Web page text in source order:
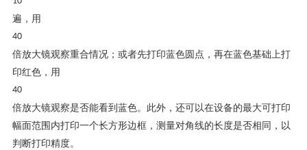
遍，用
40
倍放大镜观察重合情况；或者先打印蓝色圆点，再在蓝色基础上打
印红色，用
40
倍放大镜观察是否能看到蓝色。此外，还可以在设备的最大可打印
幅面范围内打印一个长方形边框，测量对角线的长度是否相同，以
判断打印精度。